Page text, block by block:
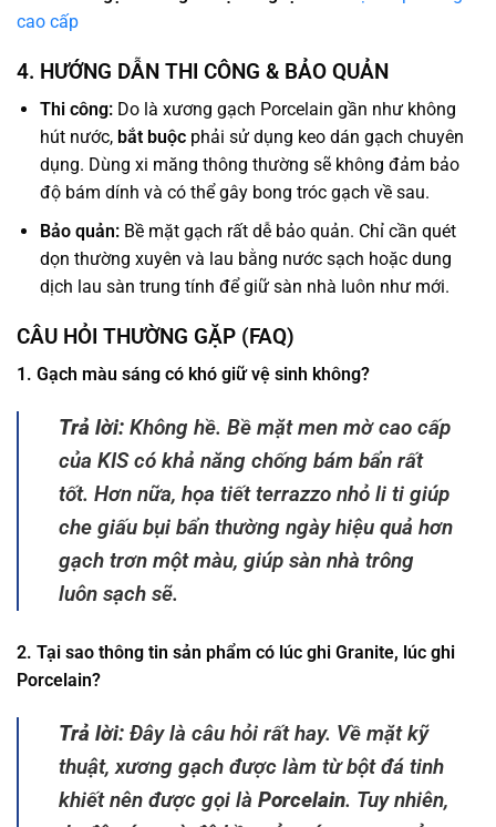
cao cấp
4. HƯỚNG DẪN THI CÔNG & BẢO QUẢN
Thi công:Do là xương gạch Porcelain gần như không
hút nước, bắt buộcphải sử dụng keo dán gạch chuyên
dụng. Dùng xi măng thông thường sẽ không đảm bảo
độ bám dính và có thể gây bong tróc gạch về sau.
Bảo quản:Bề mặt gạch rất dễ bảo quản. Chỉ cần quét
dọn thường xuyên và lau bằng nước sạch hoặc dung
dịch lau sàn trung tính để giữ sàn nhà luôn như mới.
CÂU HỎI THƯỜNG GẶP (FAQ)
1. Gạch màu sáng có khó giữ vệ sinh không?
Trả lời: Không hề. Bề mặt men mờ cao cấp
của KIS có khả năng chống bám bẩn rất
tốt. Hơn nữa, họa tiết terrazzo nhỏ li ti giúp
che giấu bụi bẩn thường ngày hiệu quả hơn
gạch trơn một màu, giúp sàn nhà trông
luôn sạch sẽ.
2. Tại sao thông tin sản phẩm có lúc ghi Granite, lúc ghi
Porcelain?
Trả lời: Đây là câu hỏi rất hay. Về mặt kỹ
thuật, xương gạch được làm từ bột đá tinh
khiết nên được gọi là Porcelain. Tuy nhiên,